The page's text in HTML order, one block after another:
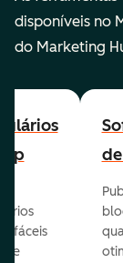
disponíveis no
do Marketing
fáceis
e